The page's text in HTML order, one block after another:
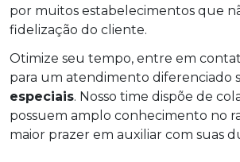
por muitos estabelecimentos que
fidelização do cliente.
Otimize seu tempo, entre em
para um atendimento diferenciado
especiais. Nosso time dispõe de
possuem amplo conhecimento no
maior prazer em auxiliar com suas